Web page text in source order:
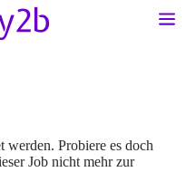
Probiere es doch
Job nicht mehr zur